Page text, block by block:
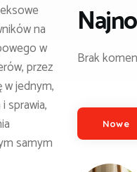
na
w
przez
jednym,
sprawia,
samym
Brak
Nowe